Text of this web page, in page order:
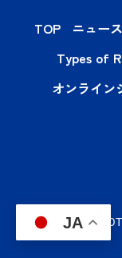
TOP ニュース
Types of
オンライン
Copyright©
JA